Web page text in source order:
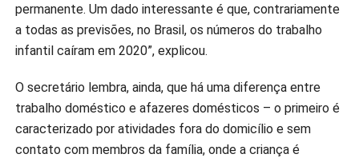
permanente. Um dado interessante é que, contrariamente
a todas as previsões, no Brasil, os números do trabalho
infantil caíram em 2020”, explicou.
O secretário lembra, ainda, que há uma diferença entre
trabalho doméstico e afazeres domésticos – o primeiro é
caracterizado por atividades fora do domicílio e sem
contato com membros da família, onde a criança é